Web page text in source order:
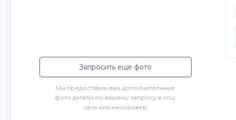
Запросить еще фото
Мы предоставим вам дополнительные
фото детали по вашему запросу в соц.
сети или мессенжер